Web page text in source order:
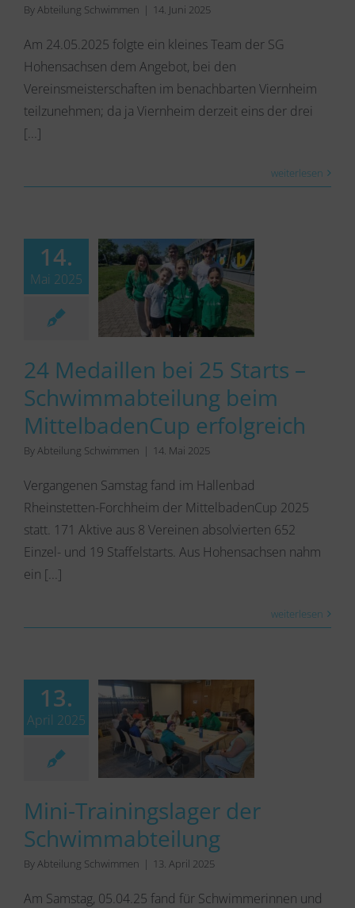
ByAbteilung Schwimmen | 14. Juni 2025
Am 24.05.2025 folgte ein kleines Team der SG
Hohensachsen dem Angebot, bei den
Vereinsmeisterschaften im benachbarten Viernheim
teilzunehmen; da ja Viernheim derzeit eins der drei
[...]
weiterlesen
14.
Mai 2025
24 Medaillen bei 25 Starts –
Schwimmabteilung beim
MittelbadenCup erfolgreich
ByAbteilung Schwimmen | 14. Mai 2025
Vergangenen Samstag fand im Hallenbad
Rheinstetten-Forchheim der MittelbadenCup 2025
statt. 171 Aktive aus 8 Vereinen absolvierten 652
Einzel- und 19 Staffelstarts. Aus Hohensachsen nahm
ein [...]
weiterlesen
13.
April 2025
Mini-Trainingslager der
Schwimmabteilung
ByAbteilung Schwimmen | 13. April 2025
Am Samstag, 05.04.25 fand für Schwimmerinnen und